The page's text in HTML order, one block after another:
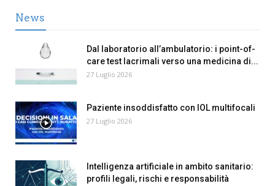
News
Dal laboratorio all’ambulatorio: i point-of-
care test lacrimali verso una medicina di...
27 Luglio 2026
Paziente insoddisfatto con IOL multifocali
27 Luglio 2026
Intelligenza artificiale in ambito sanitario:
profili legali, rischi e responsabilità